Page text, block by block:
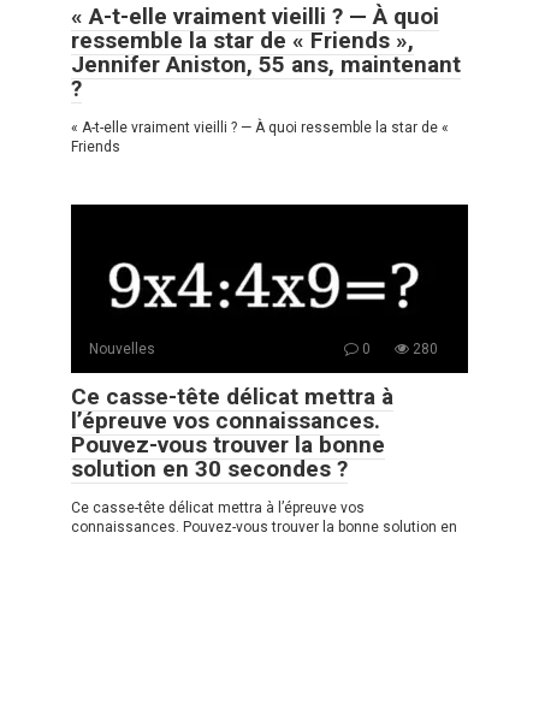
« A-t-elle vraiment vieilli ? — À quoi
ressemble la star de « Friends »,
Jennifer Aniston, 55 ans, maintenant
?
« A-t-elle vraiment vieilli ? — À quoi ressemble la star de «
Friends
Nouvelles 0 280
Ce casse-tête délicat mettra à
l’épreuve vos connaissances.
Pouvez-vous trouver la bonne
solution en 30 secondes ?
Ce casse-tête délicat mettra à l’épreuve vos
connaissances. Pouvez-vous trouver la bonne solution en